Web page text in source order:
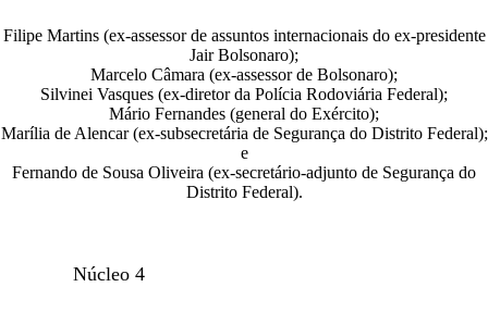
Filipe Martins (ex-assessor de assuntos internacionais do ex-presidente
Jair Bolsonaro);
Marcelo Câmara (ex-assessor de Bolsonaro);
Silvinei Vasques (ex-diretor da Polícia Rodoviária Federal);
Mário Fernandes (general do Exército);
Marília de Alencar (ex-subsecretária de Segurança do Distrito Federal);
e
Fernando de Sousa Oliveira (ex-secretário-adjunto de Segurança do
Distrito Federal).
Núcleo 4